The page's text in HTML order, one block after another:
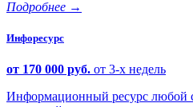
Подробнее →
Инфоресурс
от 170 000 руб. от 3-х недель
Информационный ресурс